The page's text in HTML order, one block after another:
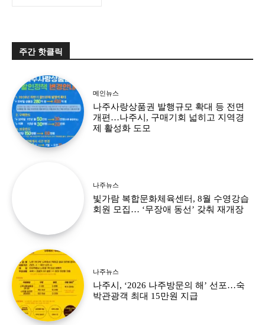
주간 핫클릭
메인뉴스
나주사랑상품권 발행규모 확대 등 전면
개편…나주시, 구매기회 넓히고 지역경
제 활성화 도모
나주뉴스
빛가람 복합문화체육센터, 8월 수영강습
회원 모집… ‘무장애 동선’ 갖춰 재개장
나주뉴스
나주시, ‘2026 나주방문의 해’ 선포…숙
박관광객 최대 15만원 지급